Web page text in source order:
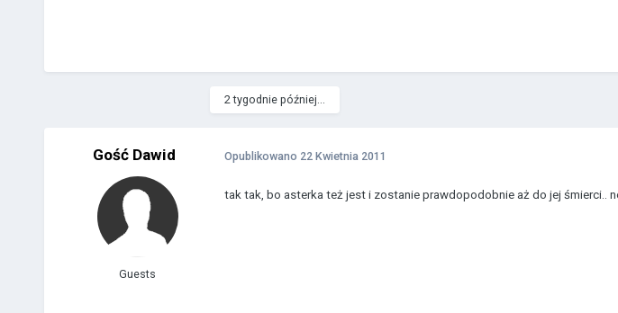
2 tygodnie później...
Gość Dawid
Guests
Opublikowano 22 Kwietnia 2011
tak tak, bo asterka też jest i zostanie prawdopodobnie aż do jej śmierci..